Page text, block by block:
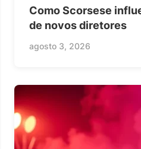
Como Scorsese
de novos diretores
agosto 3, 2026